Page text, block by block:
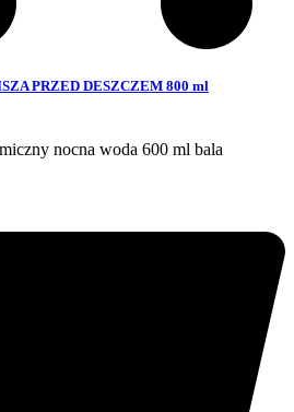
PRZED DESZCZEM 800 ml